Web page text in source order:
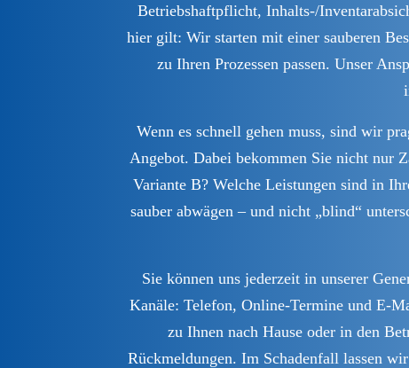
Betriebshaftpflicht, Inhalts-/
hier gilt: Wir starten mit einer sauberen
zu Ihren Prozessen passen. Unser
Wenn es schnell gehen muss, sind wir
Angebot. Dabei bekommen Sie nicht nur
Variante B? Welche Leistungen sind in
sauber abwägen – und nicht „blind“
Sie können uns jederzeit in unserer
Kanäle: Telefon, Online-Termine und
zu Ihnen nach Hause oder in den
Rückmeldungen. Im Schadenfall lassen